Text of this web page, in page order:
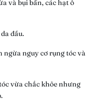
và bụi bẩn, các hạt ô
đầu.
ngừa nguy cơ rụng tóc và
vừa chắc khỏe nhưng